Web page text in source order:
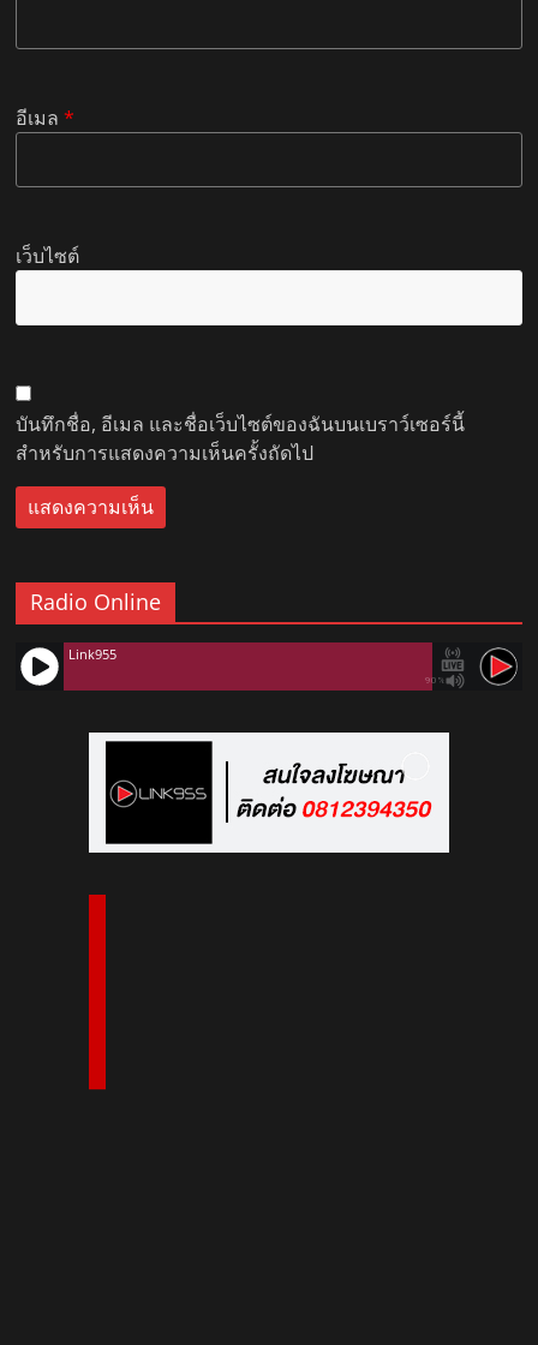
อีเมล*
เว็บไซต์
บันทึกชื่อ, อีเมล และชื่อเว็บไซต์ของฉันบนเบราว์เซอร์นี้
สำหรับการแสดงความเห็นครั้งถัดไป
Radio Online
90%
Link955